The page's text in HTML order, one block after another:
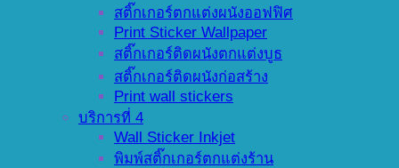
สติ๊กเกอร์ตกแต่งผนังออฟฟิศ
Print Sticker Wallpaper
สติ๊กเกอร์ติดผนังตกแต่งบูธ
สติ๊กเกอร์ติดผนังก่อสร้าง
Print wall stickers
บริการที่ 4
Wall Sticker Inkjet
พิมพ์สติ๊กเกอร์ตกแต่งร้าน